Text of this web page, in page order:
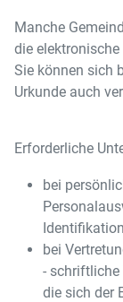
Manche
die
Sie können sich
Urkunde auch
Erforderliche
bei
bei
- schriftliche
die sich der